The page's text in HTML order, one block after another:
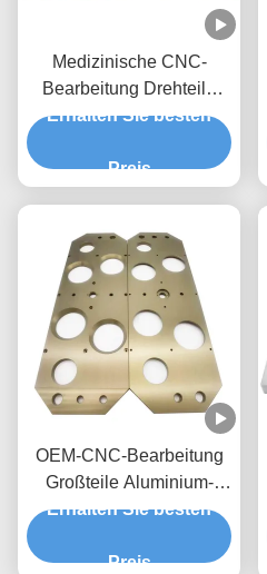
Medizinische CNC-
Bearbeitung Drehteile
Spitzeninspektionsinstrumente
Bauteile
Erhalten Sie besten
Preis
OEM-CNC-Bearbeitung
Großteile Aluminium-
CNC-Bearbeitung
Erhalten Sie besten
Preis